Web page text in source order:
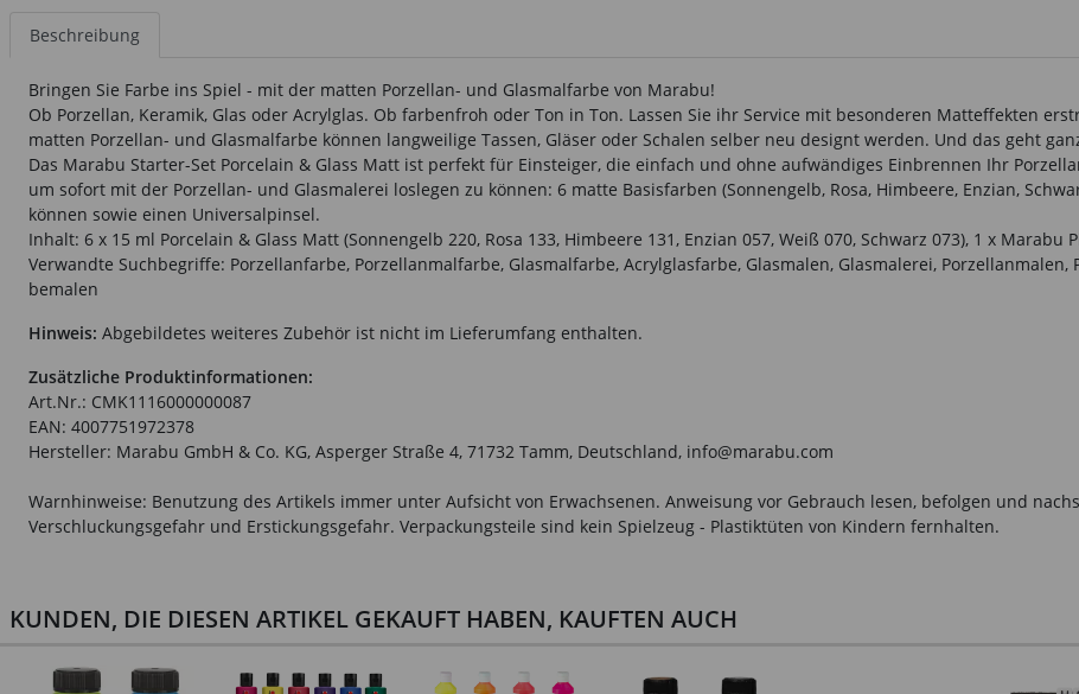
Beschreibung
Bringen Sie Farbe ins Spiel - mit der matten Porzellan- und Glasmalfarbe von Marabu!
Ob Porzellan, Keramik, Glas oder Acrylglas. Ob farbenfroh oder Ton in Ton. Lassen Sie ihr Service mit besonderen Matteffekten
matten Porzellan- und Glasmalfarbe können langweilige Tassen, Gläser oder Schalen selber neu designt werden. Und das geht
Das Marabu Starter-Set Porcelain & Glass Matt ist perfekt für Einsteiger, die einfach und ohne aufwändiges Einbrennen Ihr
um sofort mit der Porzellan- und Glasmalerei loslegen zu können: 6 matte Basisfarben (Sonnengelb, Rosa, Himbeere, Enzian,
können sowie einen Universalpinsel.
Inhalt: 6 x 15 ml Porcelain & Glass Matt (Sonnengelb 220, Rosa 133, Himbeere 131, Enzian 057, Weiß 070, Schwarz 073), 1 x Marabu
Verwandte Suchbegriffe: Porzellanfarbe, Porzellanmalfarbe, Glasmalfarbe, Acrylglasfarbe, Glasmalen, Glasmalerei,
bemalen
Hinweis: Abgebildetes weiteres Zubehör ist nicht im Lieferumfang enthalten.
Zusätzliche Produktinformationen:
Art.Nr.: CMK1116000000087
EAN: 4007751972378
Hersteller: Marabu GmbH & Co. KG, Asperger Straße 4, 71732 Tamm, Deutschland, info@marabu.com
Warnhinweise: Benutzung des Artikels immer unter Aufsicht von Erwachsenen. Anweisung vor Gebrauch lesen, befolgen und
Verschluckungsgefahr und Erstickungsgefahr. Verpackungsteile sind kein Spielzeug - Plastiktüten von Kindern fernhalten.
KUNDEN, DIE DIESEN ARTIKEL GEKAUFT HABEN, KAUFTEN AUCH